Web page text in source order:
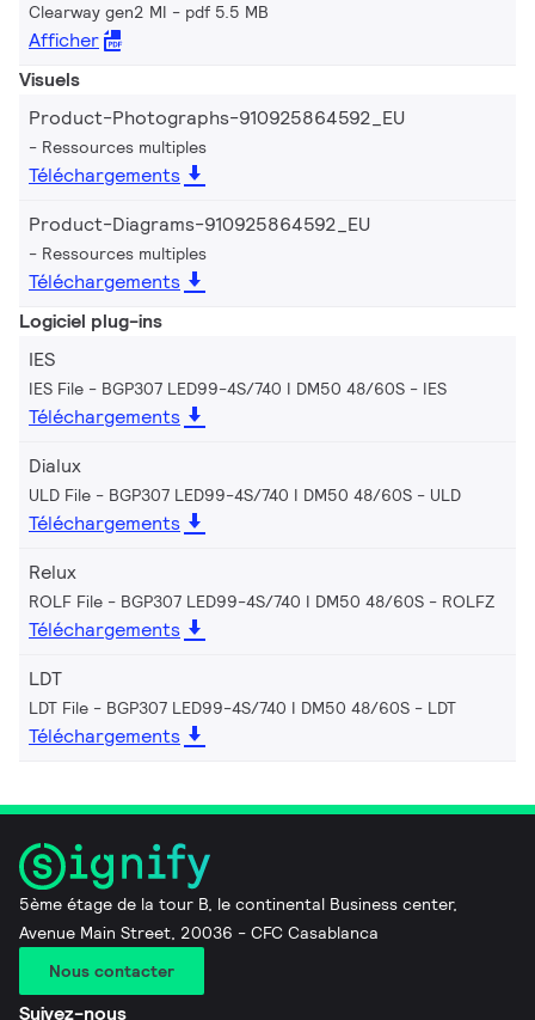
Clearway gen2 MI pdf 5.5 MB
Afficher
Visuels
Product-Photographs-910925864592_EU
Ressources multiples
Téléchargements
Product-Diagrams-910925864592_EU
Ressources multiples
Téléchargements
Logiciel plug-ins
IES
IES File - BGP307 LED99-4S/740 I DM50 48/60S IES
Téléchargements
Dialux
ULD File - BGP307 LED99-4S/740 I DM50 48/60S ULD
Téléchargements
Relux
ROLF File - BGP307 LED99-4S/740 I DM50 48/60S ROLFZ
Téléchargements
LDT
LDT File - BGP307 LED99-4S/740 I DM50 48/60S LDT
Téléchargements
5ème étage de la tour B, le continental Business center,
Avenue Main Street, 20036 - CFC Casablanca
Nous contacter
Suivez-nous